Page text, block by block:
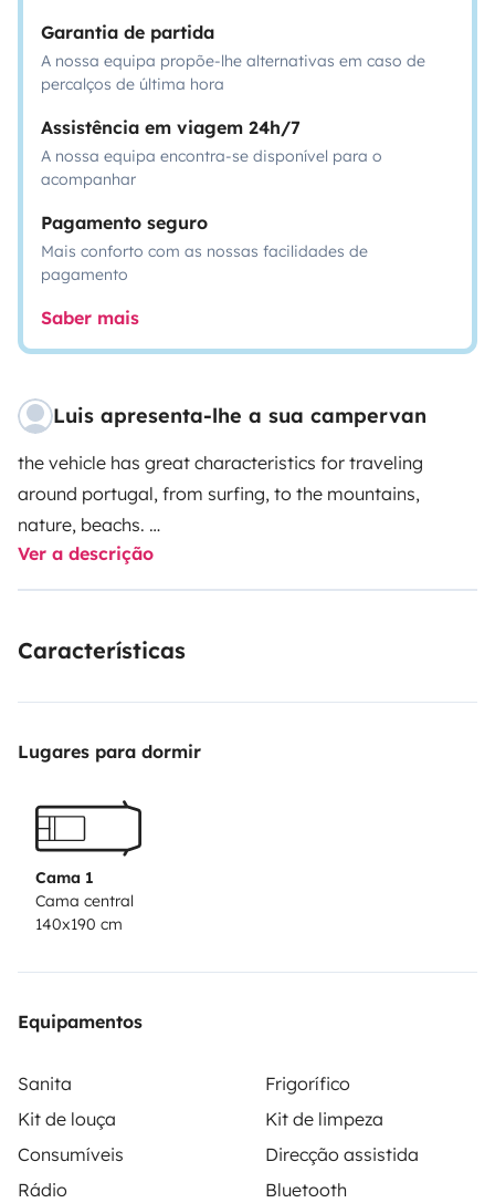
Garantia de partida
A nossa equipa propõe-lhe alternativas em caso de
percalços de última hora
Assistência em viagem 24h/7
A nossa equipa encontra-se disponível para o
acompanhar
Pagamento seguro
Mais conforto com as nossas facilidades de
pagamento
Saber mais
Luis apresenta-lhe a sua campervan
the vehicle has great characteristics for traveling
around portugal, from surfing, to the mountains,
nature, beachs.
Possibility of delivering and receiving at Lisbon airport
in the acord for locatary.
Ver a descrição
Características
Lugares para dormir
Cama 1
Cama central
140x190 cm
Equipamentos
Sanita
Frigorífico
Kit de louça
Kit de limpeza
Consumíveis
Direcção assistida
Rádio
Bluetooth